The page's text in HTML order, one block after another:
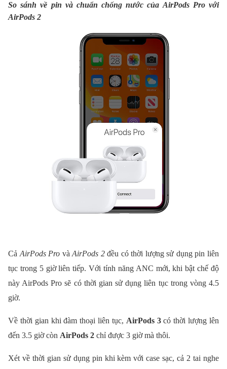
So sánh về pin và chuẩn chống nước của AirPods Pro với
AirPods 2
Cả AirPods Pro và AirPods 2đều có thời lượng sử dụng pin liên
tục trong 5 giờ liên tiếp. Với tính năng ANC mới, khi bật chế độ
này AirPods Pro sẽ có thời gian sử dụng liên tục trong vòng 4.5
giờ.
Về thời gian khi đàm thoại liên tục, AirPods 3có thời lượng lên
đến 3.5 giờ còn AirPods 2 chỉ được 3 giờ mà thôi.
Xét về thời gian sử dụng pin khi kèm với case sạc, cả 2 tai nghe